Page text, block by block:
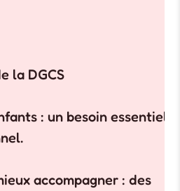
la DGCS
: un besoin essentiel,
accompagner : des